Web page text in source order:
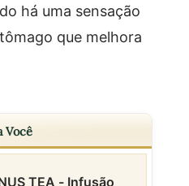
há uma sensação
que melhora
Você
TEA - Infusão